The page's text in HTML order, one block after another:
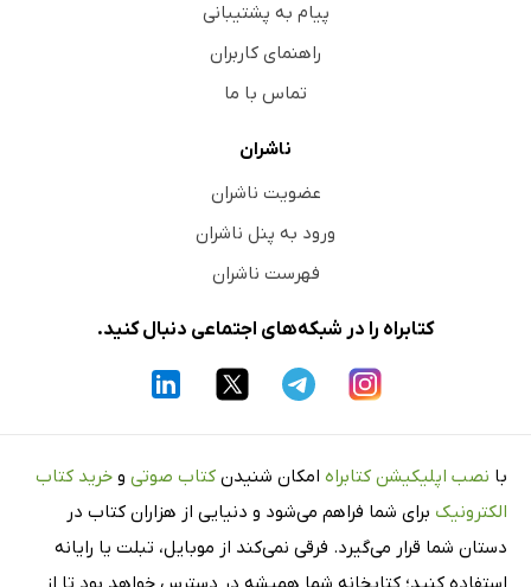
پیام به پشتیبانی
راهنمای کاربران
تماس با ما
ناشران
عضویت ناشران
ورود به پنل ناشران
فهرست ناشران
کتابراه را در شبکه‌های اجتماعی دنبال کنید.
با نصب اپلیکیشن کتابراه امکان شنیدن کتاب صوتی و خرید کتاب
الکترونیک برای شما فراهم می‌شود و دنیایی از هزاران کتاب در
دستان شما قرار می‌گیرد. فرقی نمی‌کند از موبایل، تبلت یا رایانه